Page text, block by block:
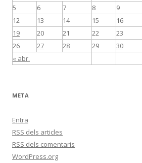
« abr.
5
6 7 8 9
12
13 14 15 16
19
20 21 22 23
26
27 28 29 30
META
Entra
RSS dels articles
RSS dels comentaris
WordPress.org